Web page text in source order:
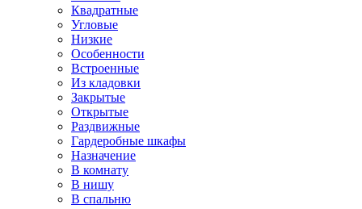
Квадратные
Угловые
Низкие
Особенности
Встроенные
Из кладовки
Закрытые
Открытые
Раздвижные
Гардеробные шкафы
Назначение
В комнату
В нишу
В спальню